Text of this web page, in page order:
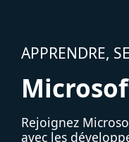
APPRENDRE,
Rejoignez
avec les